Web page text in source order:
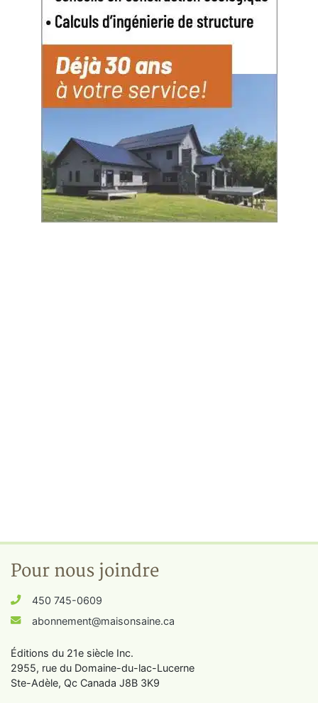
Pour nous joindre
450 745-0609
abonnement@maisonsaine.ca
Éditions du 21e siècle Inc.
2955, rue du Domaine-du-lac-Lucerne
Ste-Adèle, Qc Canada J8B 3K9